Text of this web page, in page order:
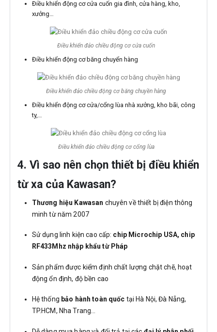
Điều khiển động cơ cửa cuốn gia đình, cửa hàng, kho,
xưởng…
Điều khiển đảo chiều động cơ cửa cuốn
Điều khiển động cơ băng chuyển hàng
Điều khiển đảo chiều động cơ băng chuyền hàng
Điều khiển động cơ cửa/cổng lùa nhà xưởng, kho bãi, công
ty,…
Điều khiển đảo chiều động cơ cổng lùa
4. Vì sao nên chọn thiết bị điều khiển
từ xa của Kawasan?
Thương hiệu Kawasan chuyên về thiết bị điện thông
minh từ năm 2007
Sử dụng linh kiện cao cấp: chip Microchip USA, chip
RF433Mhz nhập khẩu từ Pháp
Sản phẩm được kiểm định chất lượng chặt chẽ, hoạt
động ổn định, độ bền cao
Hệ thống bảo hành toàn quốc tại Hà Nội, Đà Nẵng,
TP.HCM, Nha Trang…